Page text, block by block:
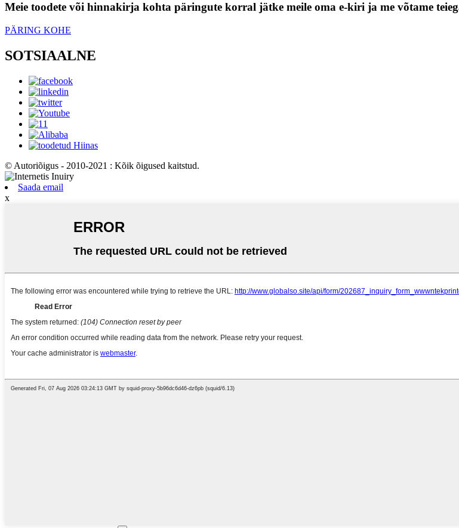
Meie toodete või hinnakirja kohta päringute korral jätke meile oma e-kiri ja me võtame
PÄRING KOHE
SOTSIAALNE
© Autoriõigus - 2010-2021 : Kõik õigused kaitstud.
Saada email
x